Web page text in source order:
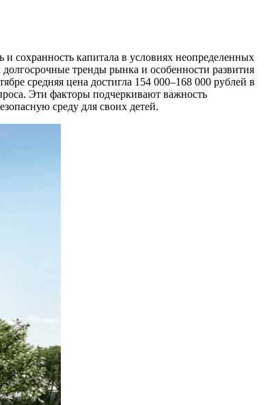
сохранность капитала в условиях неопределенных
тренды рынка и особенности развития
средняя цена достигла 154 000–168 000 рублей в
Эти факторы подчеркивают важность
среду для своих детей.